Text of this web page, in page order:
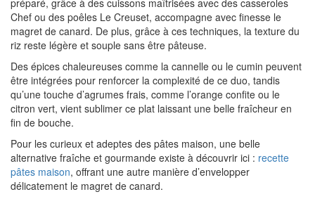
préparé, grâce à des cuissons maîtrisées avec des casseroles
Chef ou des poêles Le Creuset, accompagne avec finesse le
magret de canard. De plus, grâce à ces techniques, la texture du
riz reste légère et souple sans être pâteuse.
Des épices chaleureuses comme la cannelle ou le cumin peuvent
être intégrées pour renforcer la complexité de ce duo, tandis
qu’une touche d’agrumes frais, comme l’orange confite ou le
citron vert, vient sublimer ce plat laissant une belle fraîcheur en
fin de bouche.
Pour les curieux et adeptes des pâtes maison, une belle
alternative fraîche et gourmande existe à découvrir ici : recette
pâtes maison, offrant une autre manière d’envelopper
délicatement le magret de canard.